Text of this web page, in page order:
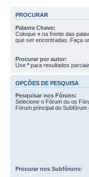
PROCURAR
Palavra Chave:
Coloque + na frente das
que ser encontradas. Faça
Procurar por autor:
Use * para resultados
OPÇÕES DE PESQUISA
Pesquisar nos Fóruns:
Selecione o Fórum ou os
Fórum principal do
Procurar nos Subfóruns: